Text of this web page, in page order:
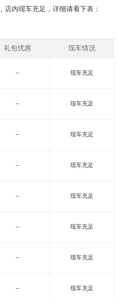
内现车充足，详细请看下表：
礼包优惠 现车情况
-- 现车充足
-- 现车充足
-- 现车充足
-- 现车充足
-- 现车充足
-- 现车充足
-- 现车充足
-- 现车充足